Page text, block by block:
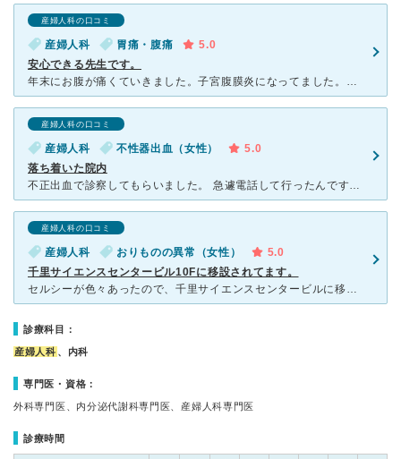
産婦人科の口コミ
産婦人科 胃痛・腹痛
5.0
安心できる先生です。
年末にお腹が痛くていきました。子宮腹膜炎になってました。様子みようか悩んだのですが、診てもらって正解でした。先生は、とてもベテランですし、看護師さんも優しいし、安心して通えます。 次に子宮体癌の検査
産婦人科の口コミ
産婦人科 不性器出血（女性）
5.0
落ち着いた院内
不正出血で診察してもらいました。 急遽電話して行ったんですが、予約を入れて下さり 待ち時間がほとんどなくすぐに診察してくれました。 来院されてる方も多く、人気の婦人科なんだなと 印象を受けまし
産婦人科の口コミ
産婦人科 おりものの異常（女性）
5.0
千里サイエンスセンタービル10Fに移設されてます。
セルシーが色々あったので、千里サイエンスセンタービルに移設されてます。 セルシーよりわかりにくい場所なので、ご新規さんはネットで調べてから行く人が多いかと思います。 移設ホヤホヤでこじんまりし
診療科目：
産婦人科 、内科
専門医・資格：
外科専門医、内分泌代謝科専門医、産婦人科専門医
診療時間